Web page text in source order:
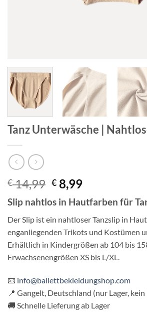
Tanz Unterwäsche |
€14,99 Ursprünglicher
Preis
war:
€ 14,99
€ 8,99Aktueller
Preis
ist:
€ 8,99.
Slip nahtlos in Hautfarben für
Der Slip istein nahtloserTanzslip in
enganliegenden Trikots und Kostümen
Erhältlich in Kindergrößen ab 104 bis
Erwachsenengrößen XS bis L/XL.
📧 info@ballettbekleidungshop.com
📍 Gangelt, Deutschland (nur Lager,
🚚 Schnelle Lieferung ab Lager